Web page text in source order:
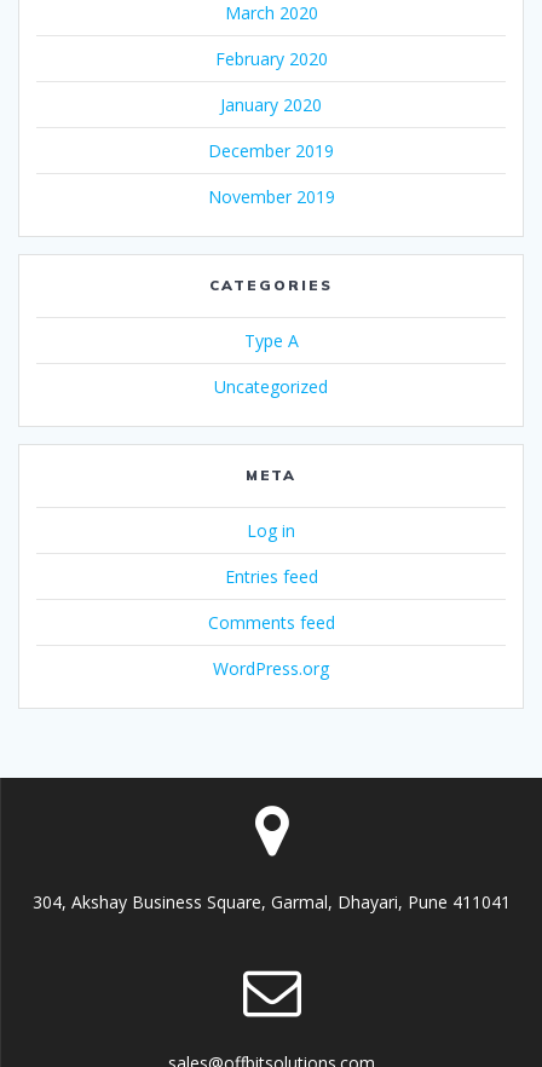
March 2020
February 2020
January 2020
December 2019
November 2019
CATEGORIES
Type A
Uncategorized
META
Log in
Entries feed
Comments feed
WordPress.org
304, Akshay Business Square, Garmal, Dhayari, Pune 411041